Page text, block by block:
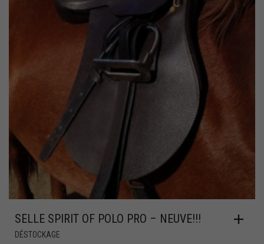
SELLE SPIRIT OF POLO PRO – NEUVE!!!
DÉSTOCKAGE